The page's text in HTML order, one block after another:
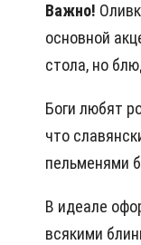
Важно!
основной
стола, но
Боги любят
что
пельменями
В идеале
всякими